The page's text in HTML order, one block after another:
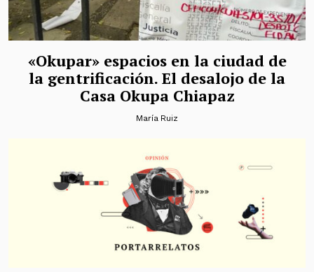
«Okupar» espacios en la ciudad de
la gentrificación. El desalojo de la
Casa Okupa Chiapaz
María Ruiz